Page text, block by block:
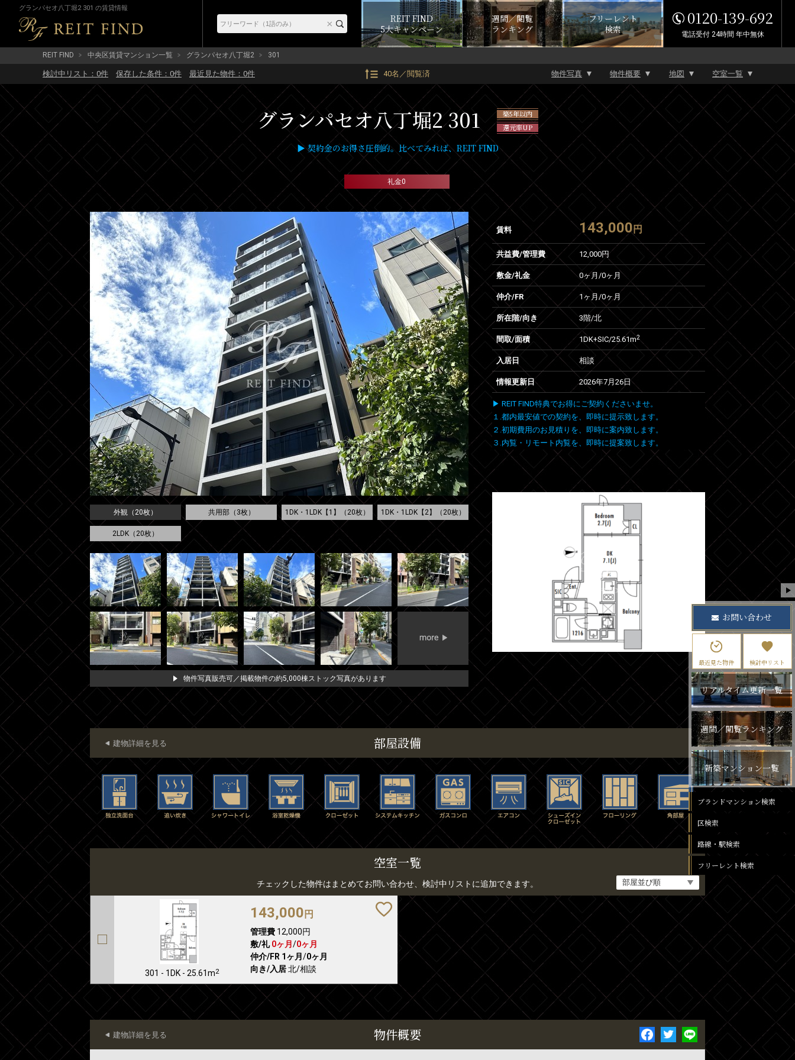
グランパセオ八丁堀2 301 の賃貸情報
REIT FIND
5大キャンペーン
週間／閲覧
ランキング
フリーレント
検索
0120-139-692
電話受付 24時間 年中無休
REIT FIND 中央区賃貸マンション一覧 グランパセオ八丁堀2 301
検討中リスト： 0件 保存した条件： 0件 最近見た物件： 0件 40名／閲覧済 物件写真 物件概要 地図 空室一覧
グランパセオ八丁堀2 301
築5年以内
還元率UP
▶ 契約金のお得さ圧倒的。比べてみれば、REIT FIND
礼金0
外観（20枚） 共用部（3枚） 1DK・1LDK【1】（20枚） 1DK・1LDK【2】（20枚）
2LDK（20枚）
物件写真販売可／掲載物件の約5,000棟ストック写真があります
賃料 143,000 円
共益費/管理費 12,000円
敷金/礼金 0ヶ月 /0ヶ月
仲介/FR 1ヶ月/0ヶ月
所在階/向き 3階/北
間取/面積 1DK+SIC/25.61m2
入居日 相談
情報更新日 2026年7月26日
▶ REIT FIND特典でお得にご契約くださいませ。
１.都内最安値での契約を、即時に提示致します。
２.初期費用のお見積りを、即時に案内致します。
３.内覧・リモート内覧を、即時に提案致します。
部屋設備
建物詳細を見る
空室一覧
チェックした物件はまとめてお問い合わせ、検討中リストに追加できます。
301 - 1DK - 25.61m2
143,000 円
管理費12,000円
敷/礼 0ヶ月/0ヶ月
仲介/FR 1ヶ月/0ヶ月
向き/入居北/相談
物件概要
建物詳細を見る
お問い合わせ
最近見た物件 検討中リスト
リアルタイム更新一覧
週間／閲覧ランキング
新築マンション一覧
ブランドマンション検索
区検索
路線・駅検索
フリーレント検索